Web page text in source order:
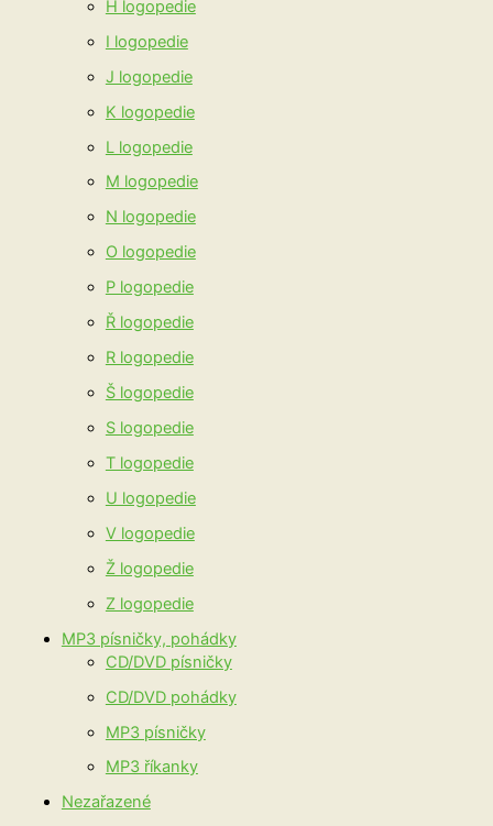
H logopedie
I logopedie
J logopedie
K logopedie
L logopedie
M logopedie
N logopedie
O logopedie
P logopedie
Ř logopedie
R logopedie
Š logopedie
S logopedie
T logopedie
U logopedie
V logopedie
Ž logopedie
Z logopedie
MP3 písničky, pohádky
CD/DVD písničky
CD/DVD pohádky
MP3 písničky
MP3 říkanky
Nezařazené